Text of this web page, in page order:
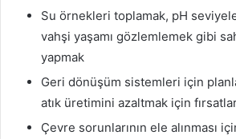
Su örnekleri toplamak, pH
vahşi yaşamı gözlemlemek gibi
yapmak
Geri dönüşüm sistemleri için
atık üretimini azaltmak için
Çevre sorunlarının ele alınması